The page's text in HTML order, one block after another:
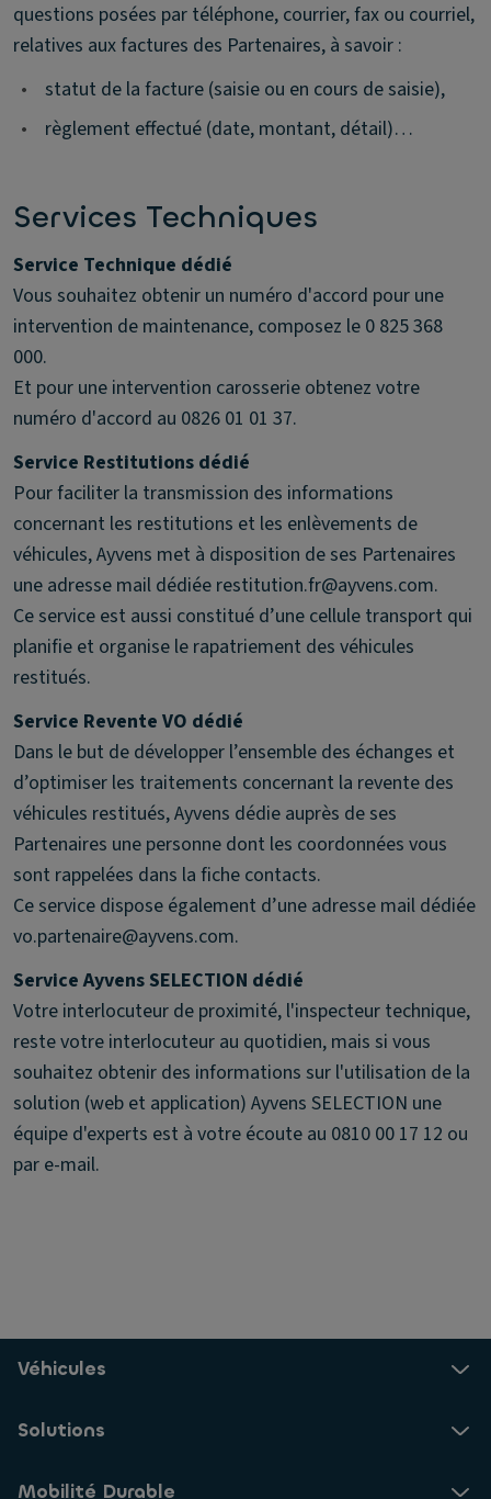
questions posées par téléphone, courrier, fax ou courriel,
relatives aux factures des Partenaires, à savoir :
•
statut de la facture (saisie ou en cours de saisie),
•
règlement effectué (date, montant, détail)…
Services Techniques
Service Technique dédié
Vous souhaitez obtenir un numéro d'accord pour une
intervention de maintenance, composez le 0 825 368
000.
Et pour une intervention carosserie obtenez votre
numéro d'accord au 0826 01 01 37.
Service Restitutions dédié
Pour faciliter la transmission des informations
concernant les restitutions et les enlèvements de
véhicules, Ayvens met à disposition de ses Partenaires
une adresse mail dédiée restitution.fr@ayvens.com.
Ce service est aussi constitué d’une cellule transport qui
planifie et organise le rapatriement des véhicules
restitués.
Service Revente VO dédié
Dans le but de développer l’ensemble des échanges et
d’optimiser les traitements concernant la revente des
véhicules restitués, Ayvens dédie auprès de ses
Partenaires une personne dont les coordonnées vous
sont rappelées dans la fiche contacts.
Ce service dispose également d’une adresse mail dédiée
vo.partenaire@ayvens.com.
Service Ayvens SELECTION dédié
Votre interlocuteur de proximité, l'inspecteur technique,
reste votre interlocuteur au quotidien, mais si vous
souhaitez obtenir des informations sur l'utilisation de la
solution (web et application) Ayvens SELECTION une
équipe d'experts est à votre écoute au 0810 00 17 12 ou
par e-mail.
Véhicules
Solutions
Mobilité Durable